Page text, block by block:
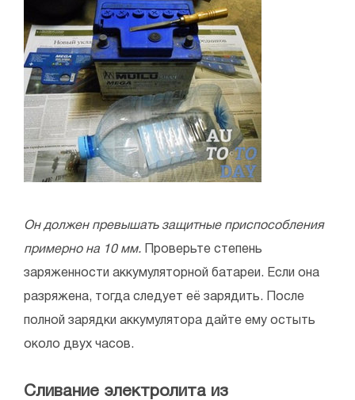
Он должен превышать защитные приспособления
примерно на 10 мм. Проверьте степень
заряженности аккумуляторной батареи. Если она
разряжена, тогда следует её зарядить. После
полной зарядки аккумулятора дайте ему остыть
около двух часов.
Сливание электролита из